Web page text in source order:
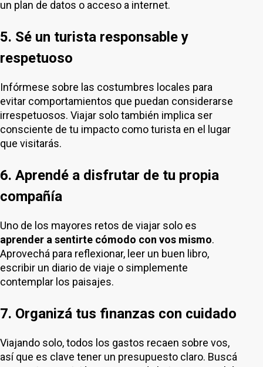
un plan de datos o acceso a internet.
5. Sé un turista responsable y
respetuoso
Infórmese sobre las costumbres locales para
evitar comportamientos que puedan considerarse
irrespetuosos. Viajar solo también implica ser
consciente de tu impacto como turista en el lugar
que visitarás.
6. Aprendé a disfrutar de tu propia
compañía
Uno de los mayores retos de viajar solo es
aprender a sentirte cómodo con vos mismo.
Aprovechá para reflexionar, leer un buen libro,
escribir un diario de viaje o simplemente
contemplar los paisajes.
7. Organizá tus finanzas con cuidado
Viajando solo, todos los gastos recaen sobre vos,
así que es clave tener un presupuesto claro. Buscá